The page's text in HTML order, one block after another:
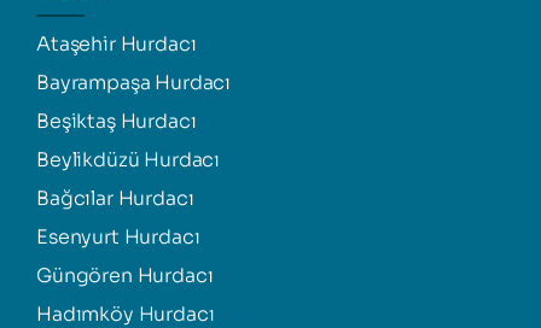
Ataşehir Hurdacı
Bayrampaşa Hurdacı
Beşiktaş Hurdacı
Beylikdüzü Hurdacı
Bağcılar Hurdacı
Esenyurt Hurdacı
Güngören Hurdacı
Hadımköy Hurdacı